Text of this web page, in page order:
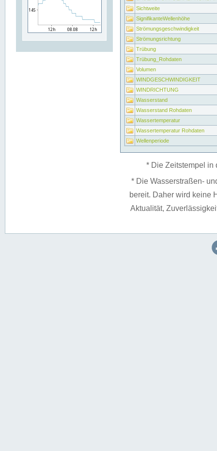
Sichtweite
SignifikanteWellenhöhe
Strömungsgeschwindigkeit
Strömungsrichtung
Trübung
Trübung_Rohdaten
Volumen
WINDGESCHWINDIGKEIT
WINDRICHTUNG
Wasserstand
Wasserstand Rohdaten
Wassertemperatur
Wassertemperatur Rohdaten
Wellenperiode
* Die Zeitstempel in
* Die Wasserstraßen-
bereit. Daher wird keine
Aktualität,